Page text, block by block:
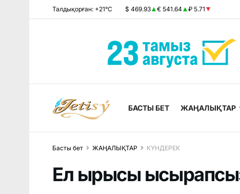
Талдықорған: +21°C $ 469.93 € 541.64 ₽ 5.71
БАСТЫ БЕТ ЖАҢАЛЫҚТАР
Басты бет ЖАҢАЛЫҚТАР КҮНДЕРЕК
Ел ырысы